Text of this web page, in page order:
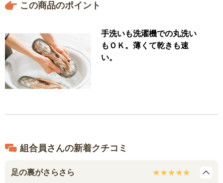
この商品のポイント
手洗いも洗濯機での丸洗い
もＯＫ。薄くて乾きも速
い。
組合員さんの新着クチコミ
足の裏がさらさら